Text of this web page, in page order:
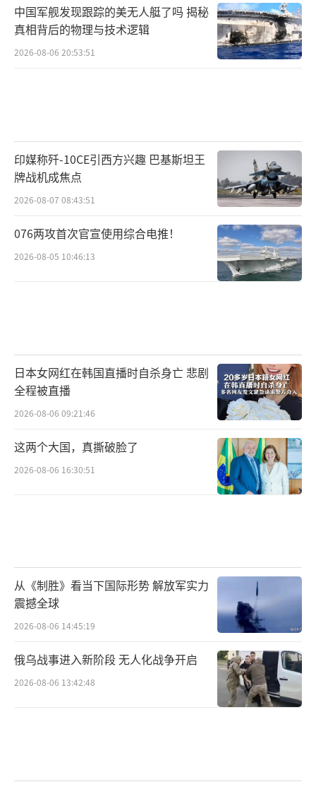
中国军舰发现跟踪的美无人艇了吗 揭秘
真相背后的物理与技术逻辑
2026-08-06 20:53:51
印媒称歼-10CE引西方兴趣 巴基斯坦王
牌战机成焦点
2026-08-07 08:43:51
076两攻首次官宣使用综合电推！
2026-08-05 10:46:13
日本女网红在韩国直播时自杀身亡 悲剧
全程被直播
2026-08-06 09:21:46
这两个大国，真撕破脸了
2026-08-06 16:30:51
从《制胜》看当下国际形势 解放军实力
震撼全球
2026-08-06 14:45:19
俄乌战事进入新阶段 无人化战争开启
2026-08-06 13:42:48